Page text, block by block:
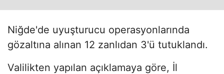
Niğde'de uyuşturucu operasyonlarında
gözaltına alınan 12 zanlıdan 3'ü tutuklandı.
Valilikten yapılan açıklamaya göre, İl